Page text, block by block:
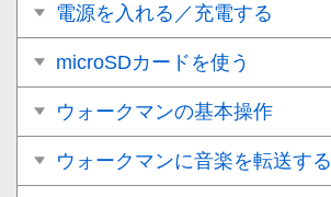
電源を入れる／充電する
microSDカードを使う
ウォークマンの基本操作
ウォークマンに音楽を転送する